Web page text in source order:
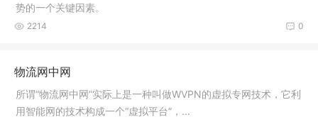
势的一个关键因素。
0
2214
物流网中网
所谓“物流网中网”实际上是一种叫做WVPN的虚拟专网技术，它利
用智能网的技术构成一个“虚拟平台”，...